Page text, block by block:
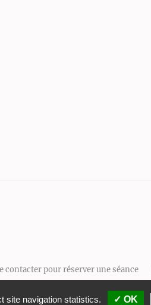
contacter pour réserver une séance
site navigation statistics. ✓ OK